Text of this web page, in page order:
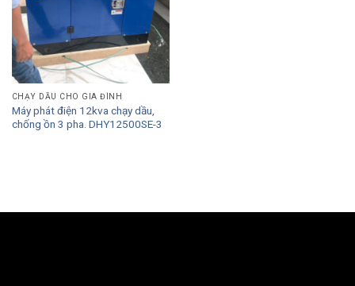
CHẠY DẦU CHO GIA ĐÌNH
Máy phát điện 12kva chạy dầu,
chống ồn 3 pha. DHY12500SE-3